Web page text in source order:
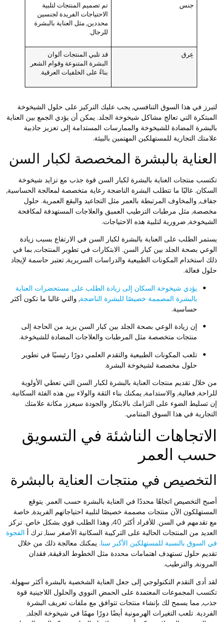
جنس
تم تصميم المنتجات لتلبية
الاحتياجات الفريدة لجنسين
محددين, مثل العناية بالبشرة
للرجال.
عِرق
قد تلبي المنتجات ألوان
البشرة المتنوعة وقوام الشعر
بناءً على الخلفيات العرقية.
في هذا السوق التنافسي, يجب عليك التركيز على حلول الشيخوخة
التي تعالج مشاكل شيخوخة الجلد. يمكن أن يؤدي الجمع بين العناية
المضادة للشيخوخة والممارسات المستدامة إلى تعزيز جاذبية
التجارية للمستهلكين المهتمين بالبيئة.
بالبشرة المخصصة لكبار السن
منتجات العناية بالبشرة لكبار السن قوة جذب مع تزايد شيخوخة
غالبًا ما تتطلب البشرة الناضجة رعاية متخصصة لمعالجة الحساسية,
والمخاوف المرتبطة بالعمر مثل التجاعيد والبقع العمرية. حلول
مثل مرطبات الترطيب العميق والعلاجات المستهدفة لمكافحة
ضرورية لتلبية هذه الاحتياجات.
الطلب على العناية بالبشرة لكبار السن في الارتفاع بسبب زيادة
بصحة الجلد بين كبار السن. الابتكارات في تطوير المنتجات, بما في
استخدام المكونات الطبيعية والدراسات السريرية, تعتبر حاسمة لإيجاد
فعالة.
يؤدي شيخوخة السكان إلى زيادة الطلب على مستحضرات العناية
بالبشرة المصممة خصيصًا للبشرة الناضجة, والتي غالبا ما تكون أكثر
حساسية.
إن زيادة الوعي بصحة الجلد بين كبار السن يزيد من الحاجة إلى
منتجات متخصصة مثل المرطبات والعلاجات المضادة للشيخوخة.
تلعب المكونات الطبيعية والتقدم العلمي دورًا رئيسيًا في تطوير
حلول مخصصة لشيخوخة البشرة.
خلال تقديم منتجات العناية بالبشرة لكبار السن التي تعطي الأولوية
فعالية, والاستدامة, يمكنك بناء الثقة والولاء بين هذه الفئة السكانية.
تسليط الضوء على التزامك بالابتكار والجودة سيعزز مكانة علامتك
في هذا السوق المتنامي.
الناشئة في التسويق
العمر
في منتجات العناية بالبشرة
التخصيص اتجاهًا محددًا في العناية بالبشرة حسب العمر. يتوقع
الآن منتجات مصممة خصيصًا لتلبية احتياجاتهم الفريدة, خاصة
مع تقدمهم في السن. للأفراد أكثر 40, وهذا الطلب قوي بشكل خاص. تركز
من المنتجات الحالية على التركيبة السكانية الأصغر سنا, ترك أالفجوة
السوق بالنسبة للمستهلكين الأكبر سنا. يمكنك معالجة ذلك من خلال
حلول تستهدف اهتمامات محددة مثل الخطوط الدقيقة, فقدان
والترطيب.
أدى التقدم التكنولوجي إلى جعل العناية الشخصية بالبشرة أكثر سهولة.
المجموعات المعتمدة على الحمض النووي والحلول اللاجينية قوة
مما يسمح لك بإنشاء منتجات تتوافق مع ملفات تعريف البشرة
تلعب التغيرات الهرمونية أيضًا دورًا مهمًا في شيخوخة الجلد,